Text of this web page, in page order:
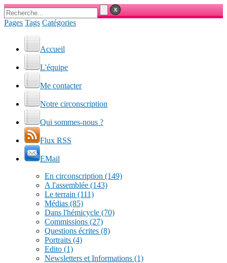
Pages Tags Catégories
Accueil
L'équipe
Me contacter
Notre circonscription
Qui sommes-nous ?
Flux RSS
EMail
En circonscription (149)
A l'assemblée (143)
Le terrain (111)
Médias (85)
Dans l'hémicycle (70)
Commissions (27)
Questions écrites (8)
Portraits (4)
Edito (1)
Newsletters et Informations (1)